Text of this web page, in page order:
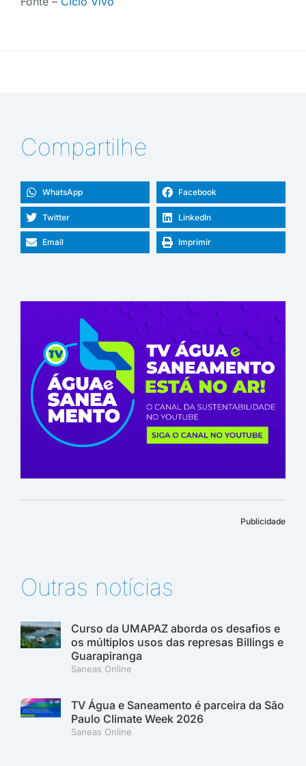
Compartilhe
WhatsApp Facebook
Twitter LinkedIn
Email Imprimir
Publicidade
Outras notícias
Curso da UMAPAZ aborda os desafios e
os múltiplos usos das represas Billings e
Guarapiranga
Saneas Online
TV Água e Saneamento é parceira da São
Paulo Climate Week 2026
Saneas Online